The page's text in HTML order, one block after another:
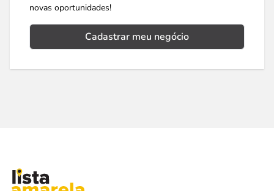
novas oportunidades!
Cadastrar meu negócio